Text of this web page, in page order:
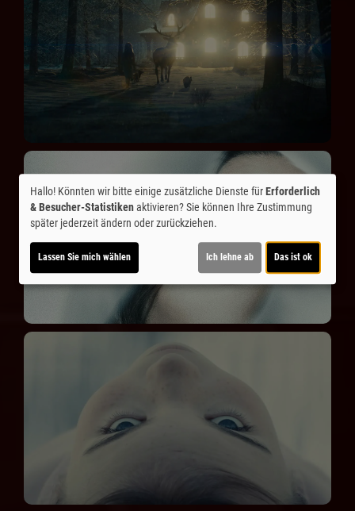
Hallo! Könnten wir bitte einige zusätzliche Dienste fürErforderlich
& Besucher-Statistikenaktivieren? Sie können Ihre Zustimmung
später jederzeit ändern oder zurückziehen.
Lassen Sie mich wählen Ich lehne ab Das ist ok